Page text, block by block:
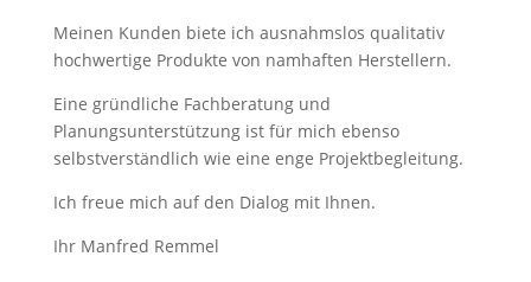
Meinen Kunden biete ich ausnahmslos qualitativ
hochwertige Produkte von namhaften Herstellern.
Eine gründliche Fachberatung und
Planungsunterstützung ist für mich ebenso
selbstverständlich wie eine enge Projektbegleitung.
Ich freue mich auf den Dialog mit Ihnen.
Ihr Manfred Remmel